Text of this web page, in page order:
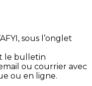
sous l’onglet
le bulletin
ou courrier avec
ou en ligne.